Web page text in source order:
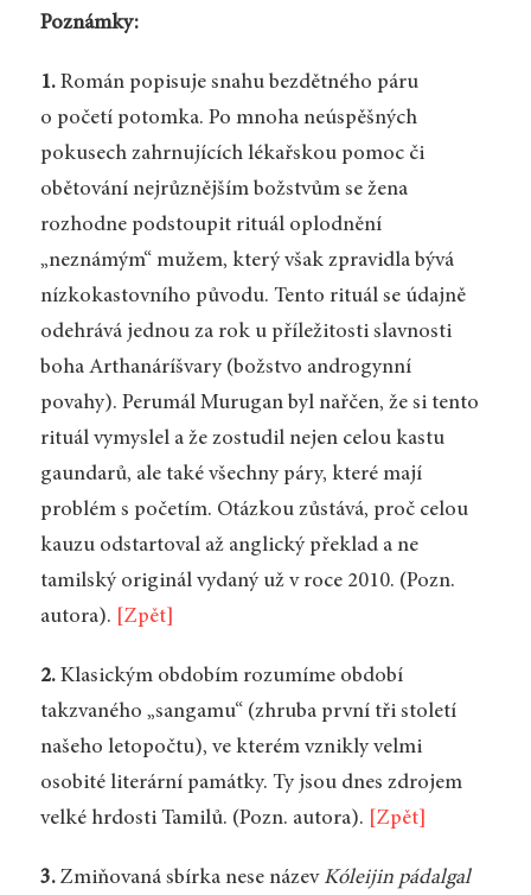
Poznámky:
1.Román popisuje snahu bezdětného páru
o početí potomka. Po mnoha neúspěšných
pokusech zahrnujících lékařskou pomoc či
obětování nejrůznějším božstvům se žena
rozhodne podstoupit rituál oplodnění
„neznámým“ mužem, který však zpravidla bývá
nízkokastovního původu. Tento rituál se údajně
odehrává jednou za rok u příležitosti slavnosti
boha Arthanáríšvary (božstvo androgynní
povahy). Perumál Murugan byl nařčen, že si tento
rituál vymyslel a že zostudil nejen celou kastu
gaundarů, ale také všechny páry, které mají
problém s početím. Otázkou zůstává, proč celou
kauzu odstartoval až anglický překlad a ne
tamilský originál vydaný už v roce 2010. (Pozn.
autora).
[Zpět]
2.Klasickým obdobím rozumíme období
takzvaného „sangamu“ (zhruba první tři století
našeho letopočtu), ve kterém vznikly velmi
osobité literární památky. Ty jsou dnes zdrojem
velké hrdosti Tamilů. (Pozn. autora).
[Zpět]
3.Zmiňovaná sbírka nese název Kóleijin pádalgal